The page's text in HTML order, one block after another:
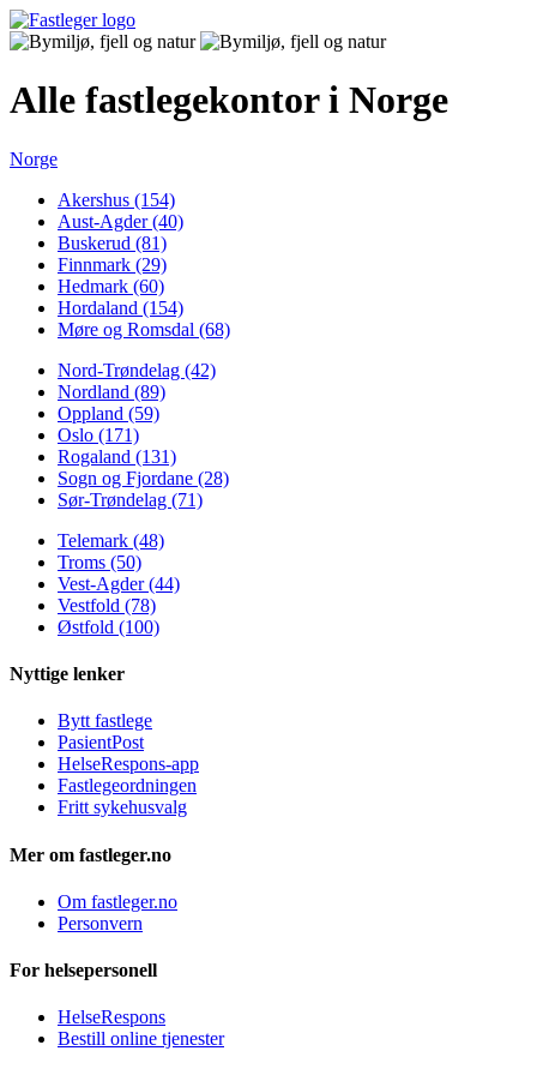
Alle fastlegekontor i Norge
Norge
Akershus (154)
Aust-Agder (40)
Buskerud (81)
Finnmark (29)
Hedmark (60)
Hordaland (154)
Møre og Romsdal (68)
Nord-Trøndelag (42)
Nordland (89)
Oppland (59)
Oslo (171)
Rogaland (131)
Sogn og Fjordane (28)
Sør-Trøndelag (71)
Telemark (48)
Troms (50)
Vest-Agder (44)
Vestfold (78)
Østfold (100)
Nyttige lenker
Bytt fastlege
PasientPost
HelseRespons-app
Fastlegeordningen
Fritt sykehusvalg
Mer om fastleger.no
Om fastleger.no
Personvern
For helsepersonell
HelseRespons
Bestill online tjenester